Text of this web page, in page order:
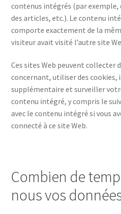
contenus intégrés (par exemple,
des articles, etc.). Le contenu
comporte exactement de la
visiteur avait visité l’autre site
Ces sites Web peuvent collecter
concernant, utiliser des cookies,
supplémentaire et surveiller
contenu intégré, y compris le
avec le contenu intégré si vous
connecté à ce site Web.
Combien de
nous vos